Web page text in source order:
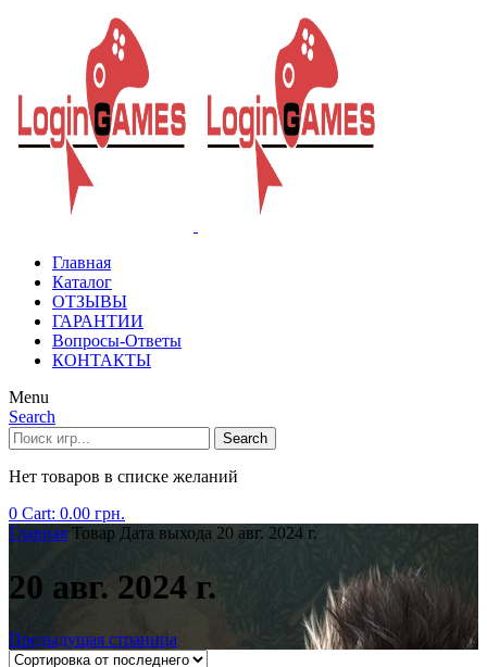
Главная
Каталог
ОТЗЫВЫ
ГАРАНТИИ
Вопросы-Ответы
КОНТАКТЫ
Menu
Search
Search
Нет товаров в списке желаний
0 Cart: 0.00 грн.
Главная Товар Дата выхода 20 авг. 2024 г.
20 авг. 2024 г.
Предыдущая страница